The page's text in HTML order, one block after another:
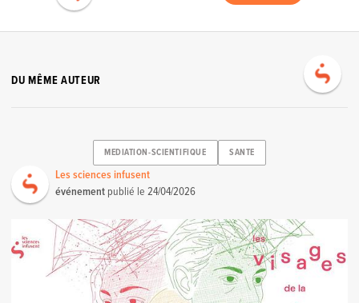
DU MÊME AUTEUR
MEDIATION-SCIENTIFIQUE SANTE
Les sciences infusent
événement publié le24/04/2026